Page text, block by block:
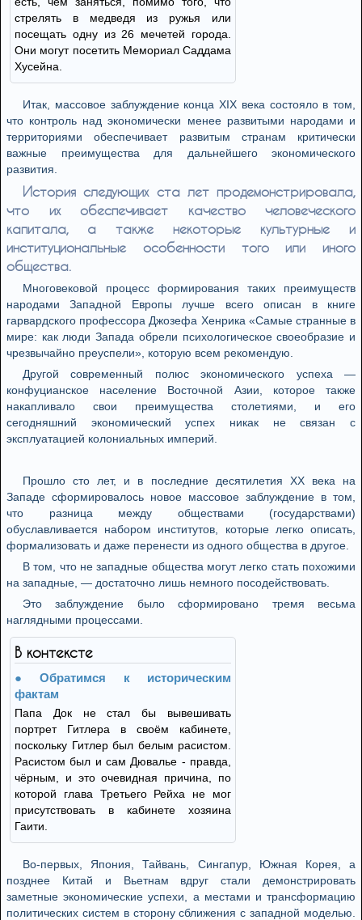
стрелять в медведя из ружья или
посещать одну из 26 мечетей города.
Они могут посетить Мемориал Саддама
Хусейна.
Итак, массовое заблуждение конца XIX века состояло в том,
что контроль над экономически менее развитыми народами и
территориями обеспечивает развитым странам критически
важные преимущества для дальнейшего экономического
развития.
История следующих ста лет продемонстрировала,
что их обеспечивает качество человеческого
капитала, а также некоторые культурные и
институциональные особенности того или иного
общества.
Многовековой процесс формирования таких преимуществ
народами Западной Европы лучше всего описан в книге
гарвардского профессора Джозефа Хенрика «Самые странные в
мире: как люди Запада обрели психологическое своеобразие и
чрезвычайно преуспели», которую всем рекомендую.
Другой современный полюс экономического успеха —
конфуцианское население Восточной Азии, которое также
накапливало свои преимущества столетиями, и его
сегодняшний экономический успех никак не связан с
эксплуатацией колониальных империй.
Прошло сто лет, и в последние десятилетия XX века на
Западе сформировалось новое массовое заблуждение в том,
что разница между обществами (государствами)
обуславливается набором институтов, которые легко описать,
формализовать и даже перенести из одного общества в другое.
В том, что не западные общества могут легко стать похожими
на западные, — достаточно лишь немного посодействовать.
Это заблуждение было сформировано тремя весьма
наглядными процессами.
В контексте
Обратимся к историческим
фактам
Папа Док не стал бы вывешивать
портрет Гитлера в своём кабинете,
поскольку Гитлер был белым расистом.
Расистом был и сам Дювалье - правда,
чёрным, и это очевидная причина, по
которой глава Третьего Рейха не мог
присутствовать в кабинете хозяина
Гаити.
Во-первых, Япония, Тайвань, Сингапур, Южная Корея, а
позднее Китай и Вьетнам вдруг стали демонстрировать
заметные экономические успехи, а местами и трансформацию
политических систем в сторону сближения с западной моделью.